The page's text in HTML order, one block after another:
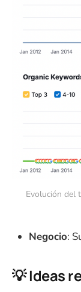
Evolución del
Negocio:
💡 Ideas